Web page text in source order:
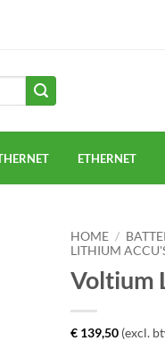
ETHERNET
HOME /
LITHIUM
Voltium
€ 139,50 (excl.